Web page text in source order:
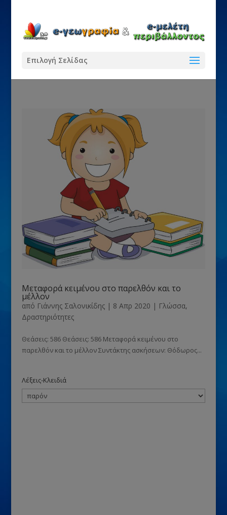
Επιλογή Σελίδας
Μεταφορά κειμένου στο παρελθόν και το
μέλλον
από Γιάννης Σαλονικίδης| 8 Απρ 2020 | Γλώσσα,
Δραστηριότητες
Θεάσεις: 586 Θεάσεις: 586 Μεταφορά κειμένου στο
παρελθόν και το μέλλον Συντάκτης ασκήσεων: Θόδωρος...
Λέξεις-Κλειδιά